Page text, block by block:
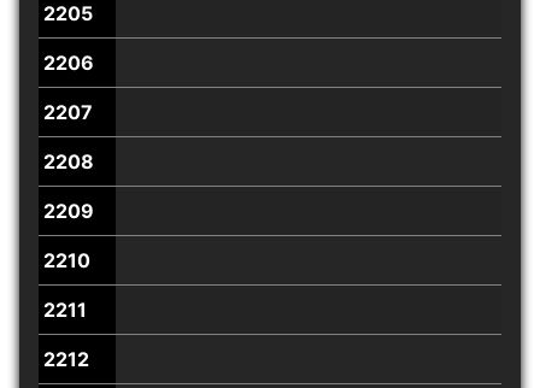
2205
2206
2207
2208
2209
2210
2211
2212